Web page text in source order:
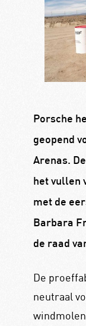
Porsche
geopend
Arenas.
het vullen
met de
Barbara
de raad
De
neutraal